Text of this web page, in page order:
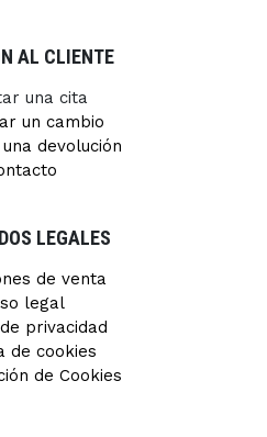
AL CLIENTE
una cita
un cambio
devolución
LEGALES
de venta
legal
privacidad
de cookies
de Cookies